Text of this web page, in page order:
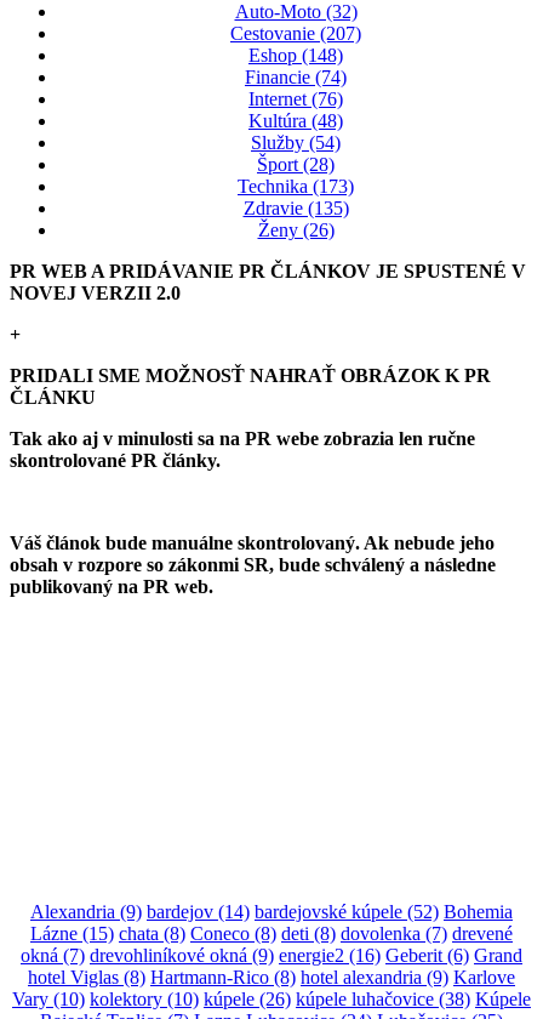
Auto-Moto (32)
Cestovanie (207)
Eshop (148)
Financie (74)
Internet (76)
Kultúra (48)
Služby (54)
Šport (28)
Technika (173)
Zdravie (135)
Ženy (26)
PR WEB A PRIDÁVANIE PR ČLÁNKOV JE SPUSTENÉ V
NOVEJ VERZII 2.0
+
PRIDALI SME MOŽNOSŤ NAHRAŤ OBRÁZOK K PR
ČLÁNKU
Tak ako aj v minulosti sa na PR webe zobrazia len ručne
skontrolované PR články.
Váš článok bude manuálne skontrolovaný. Ak nebude jeho
obsah v rozpore so zákonmi SR, bude schválený a následne
publikovaný na PR web.
Alexandria (9) bardejov (14) bardejovské kúpele (52) Bohemia
Lázne (15) chata (8) Coneco (8) deti (8) dovolenka (7) drevené
okná (7) drevohliníkové okná (9) energie2 (16) Geberit(6) Grand
hotel Viglas (8) Hartmann-Rico (8) hotel alexandria (9) Karlove
Vary (10) kolektory (10) kúpele (26) kúpele luhačovice (38) Kúpele